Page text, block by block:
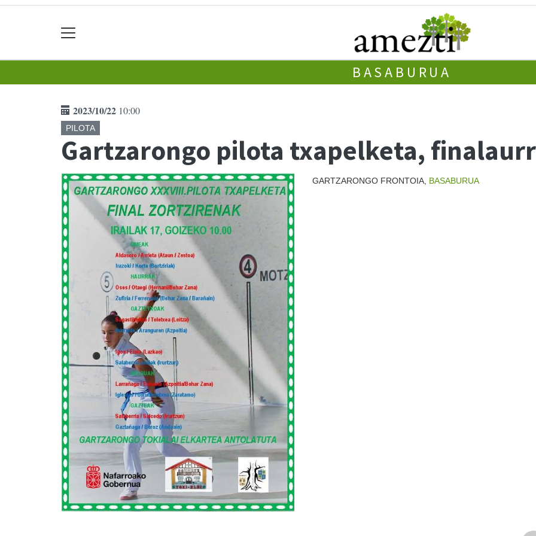
BASABURUA
2023/10/22 10:00
PILOTA
Gartzarongo pilota txapelketa,
GARTZARONGO FRONTOIA, BASABURUA